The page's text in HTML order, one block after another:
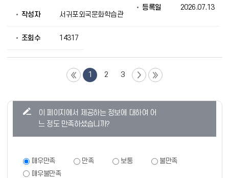
작성자 서귀포외국문화학습관
등록일 2026.07.13
조회수 14317
1 2 3
이 페이지에서 제공하는 정보에 대하여 어
느 정도 만족하셨습니까?
만
족
매우만족 만족 보통
불만족
매우불만족